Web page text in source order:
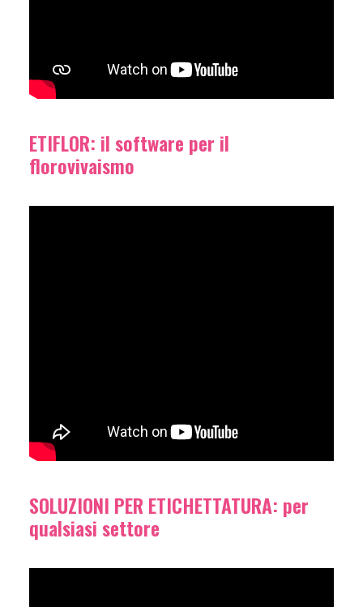
ETIFLOR: il software per il
florovivaismo
SOLUZIONI PER ETICHETTATURA: per
qualsiasi settore